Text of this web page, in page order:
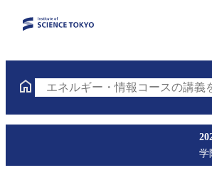
エネルギー・情報コースの講義
学